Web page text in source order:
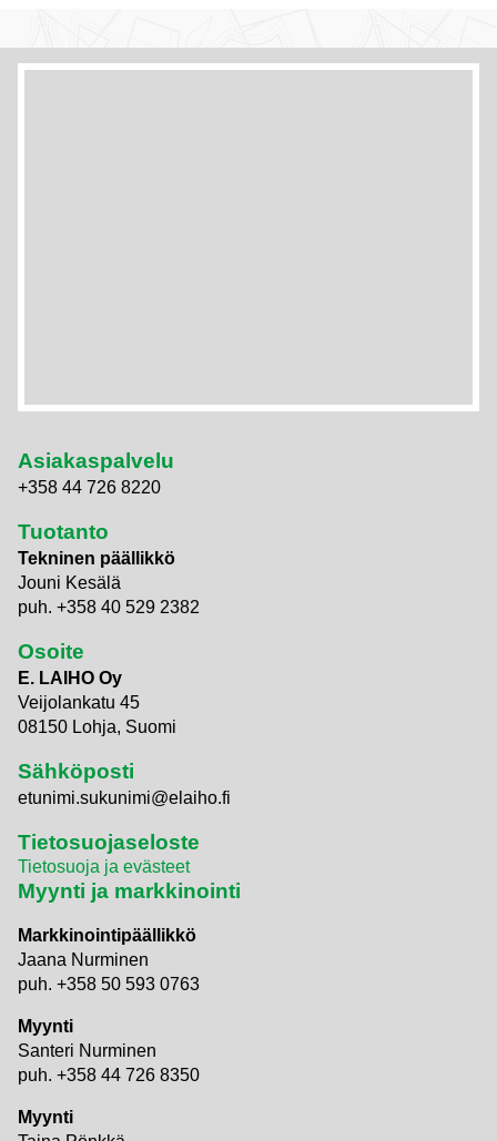
Asiakaspalvelu
+358 44 726 8220
Tuotanto
Tekninen päällikkö
Jouni Kesälä
puh. +358 40 529 2382
Osoite
E. LAIHO Oy
Veijolankatu 45
08150 Lohja, Suomi
Sähköposti
etunimi.sukunimi@elaiho.fi
Tietosuojaseloste
Tietosuoja ja evästeet
Myynti ja markkinointi
Markkinointipäällikkö
Jaana Nurminen
puh. +358 50 593 0763
Myynti
Santeri Nurminen
puh. +358 44 726 8350
Myynti